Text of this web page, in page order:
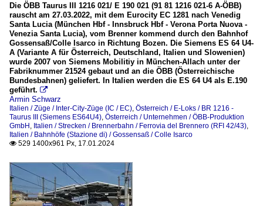
Die ÖBB Taurus III 1216 021/ E 190 021 (91 81 1216 021-6 A-ÖBB)
rauscht am 27.03.2022, mit dem Eurocity EC 1281 nach Venedig
Santa Lucia (München Hbf - Innsbruck Hbf - Verona Porta Nuova -
Venezia Santa Lucia), vom Brenner kommend durch den Bahnhof
Gossensaß/Colle Isarco in Richtung Bozen. Die Siemens ES 64 U4-
A (Variante A für Österreich, Deutschland, Italien und Slowenien)
wurde 2007 von Siemens Mobilitiy in München-Allach unter der
Fabriknummer 21524 gebaut und an die ÖBB (Österreichische
Bundesbahnen) geliefert. In Italien werden die ES 64 U4 als E.190
geführt. 
Armin Schwarz
Italien / Züge / Inter-City-Züge (IC / EC), Österreich / E-Loks / BR 1216 -
Taurus III (Siemens ES64U4), Österreich / Unternehmen / ÖBB-Produktion
GmbH , Italien / Strecken / Brennerbahn / Ferrovia del Brennero (RFI 42/43),
Italien / Bahnhöfe (Stazione di) / Gossensaß / Colle Isarco
 529 1400x961 Px, 17.01.2024